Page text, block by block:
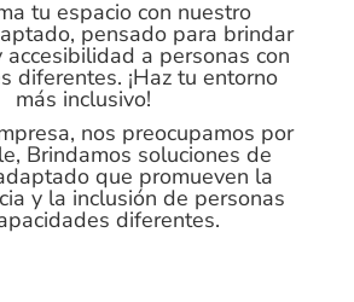
tu espacio con nuestro
pensado para brindar
a personas con
diferentes. ¡Haz tu entorno
más inclusivo!
nos preocupamos por
Brindamos soluciones de
que promueven la
y la inclusión de personas
diferentes.